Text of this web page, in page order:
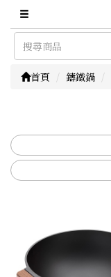
首頁 鑄鐵鍋